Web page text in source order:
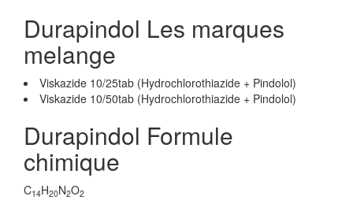
Durapindol Les marques
melange
Viskazide 10/25tab (Hydrochlorothiazide + Pindolol)
Viskazide 10/50tab (Hydrochlorothiazide + Pindolol)
Durapindol Formule
chimique
C14H20N2O2